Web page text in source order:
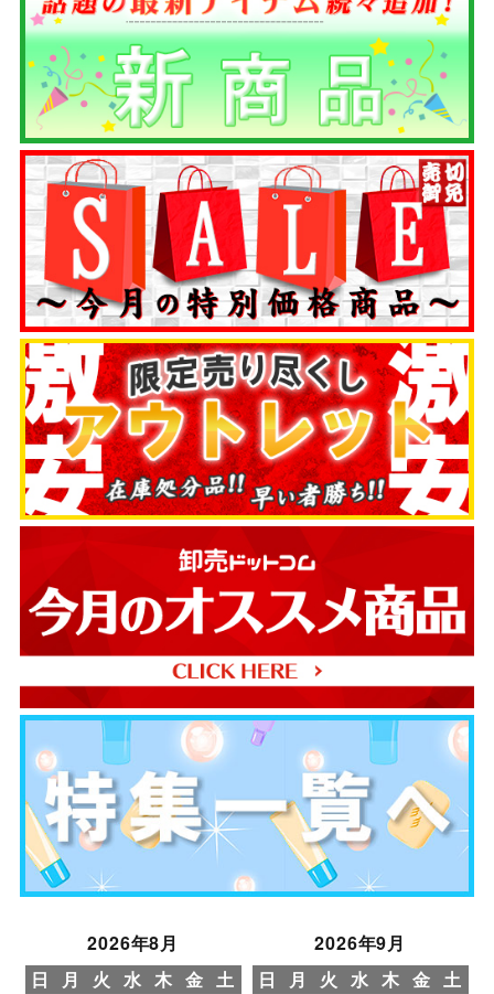
2026年8月
日
月 火 水 木 金 土
2026年9月
日
月 火 水 木 金 土